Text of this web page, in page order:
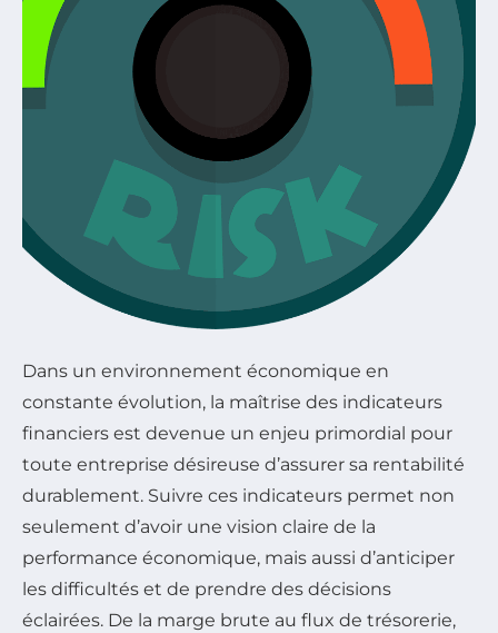
Dans un environnement économique en
constante évolution, la maîtrise des indicateurs
financiers est devenue un enjeu primordial pour
toute entreprise désireuse d’assurer sa rentabilité
durablement. Suivre ces indicateurs permet non
seulement d’avoir une vision claire de la
performance économique, mais aussi d’anticiper
les difficultés et de prendre des décisions
éclairées. De la marge brute au flux de trésorerie,